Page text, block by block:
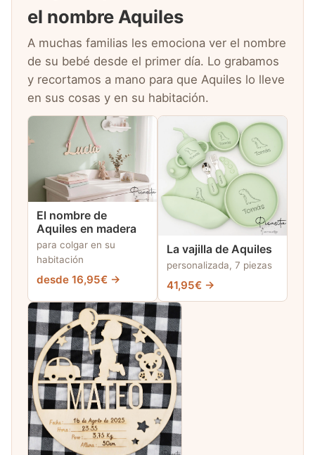
el nombre Aquiles
A muchas familias les emociona ver el nombre
de su bebé desde el primer día. Lo grabamos
y recortamos a mano para que Aquiles lo lleve
en sus cosas y en su habitación.
El nombre de
Aquiles en madera
para colgar en su
habitación
desde 16,95€ →
La vajilla de Aquiles
personalizada, 7 piezas
41,95€ →